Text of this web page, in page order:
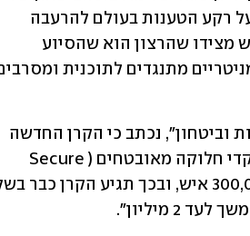
"מבוססת על מודל הפעלה חדשני הכולל הקמת ארבעה מוקדי חלוקה מאובטחים (Secure